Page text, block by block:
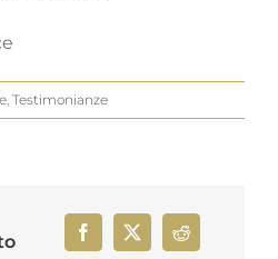
Testimonianze
Facebook
X Reddit